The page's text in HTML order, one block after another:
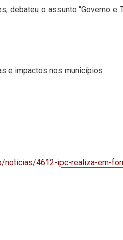
debateu o assunto “Governo e
e impactos nos municípios
noticias/4612-ipc-realiza-em-